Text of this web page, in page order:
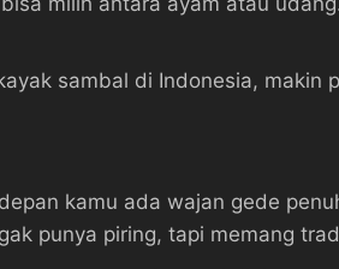
sambal di Indonesia, makin
kamu ada wajan gede
punya piring, tapi memang